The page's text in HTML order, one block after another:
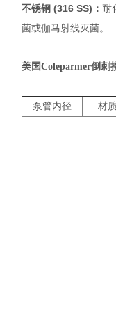
不锈钢 (316 SS)： 耐
菌或伽马射线灭菌。
美国Coleparmer倒刺
泵管内径 材